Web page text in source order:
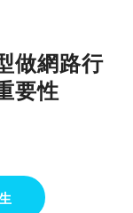
做網路行
要性